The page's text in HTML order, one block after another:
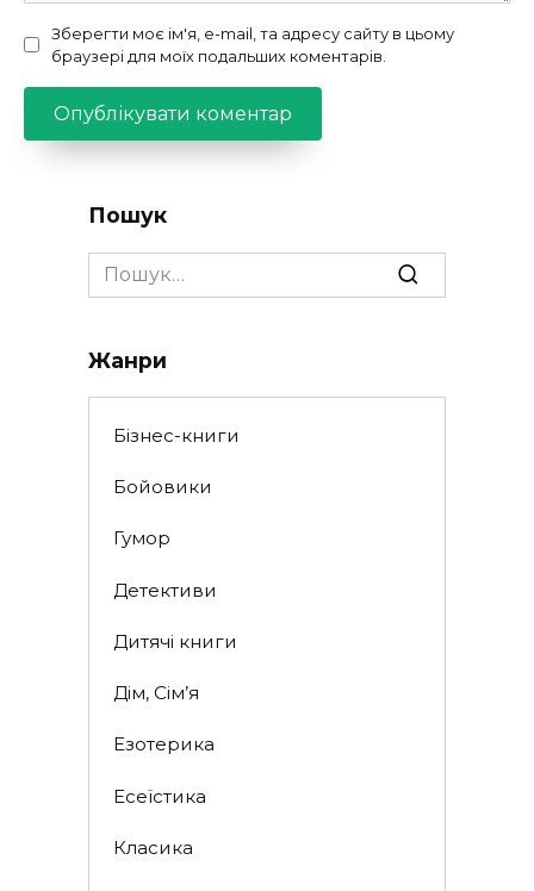
Зберегти моє ім'я, e-mail, та адресу сайту в цьому
браузері для моїх подальших коментарів.
Пошук
Search
for:
Жанри
Бізнес-книги
Бойовики
Гумор
Детективи
Дитячі книги
Дім, Сім’я
Езотерика
Есеїстика
Класика